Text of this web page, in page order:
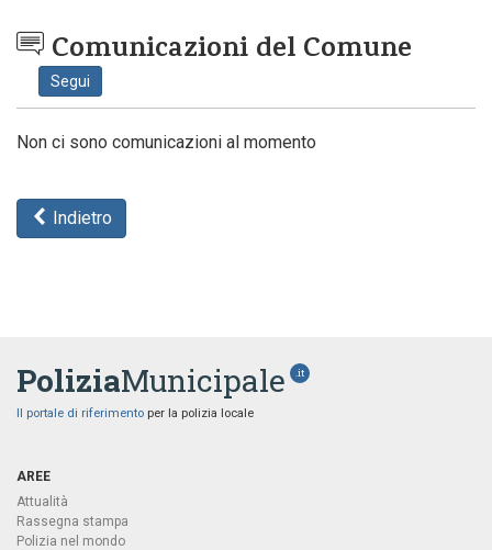
Comunicazioni del Comune
Segui
Non ci sono comunicazioni al momento
Indietro
PoliziaMunicipale .it
Il portale di riferimento per la polizia locale
AREE
Attualità
Rassegna stampa
Polizia nel mondo